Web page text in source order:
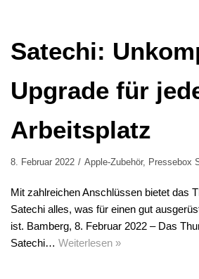
Satechi:
Upgrade für
Arbeitsplatz
8. Februar 2022 Apple-Zubehör, Pressebox
Mit zahlreichen Anschlüssen bietet das
Satechi alles, was für einen gut
ist. Bamberg, 8. Februar 2022 – Das
Satechi… Weiterlesen »